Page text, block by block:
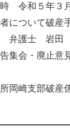
令和５年３
ついて破産手
弁護士 岩田
集会・廃止意
岡崎支部破産